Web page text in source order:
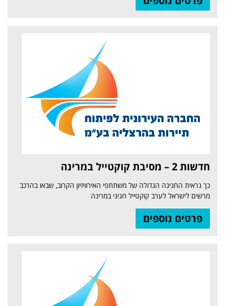
חדשות 2 – מסיבת קוקטייל במרינה
כך נראית החגיגה הגדולה של משתתפי האירוויזיון הקרוב, שבאו בהרכב
מרשים לישראל לערב קוקטייל חגיגי במרינה
פרטים נוספים